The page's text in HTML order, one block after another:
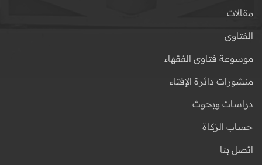
مقالات
الفتاوى
موسوعة فتاوى الفقهاء
منشورات دائرة الإفتاء
دراسات وبحوث
حساب الزكاة
اتصل بنا